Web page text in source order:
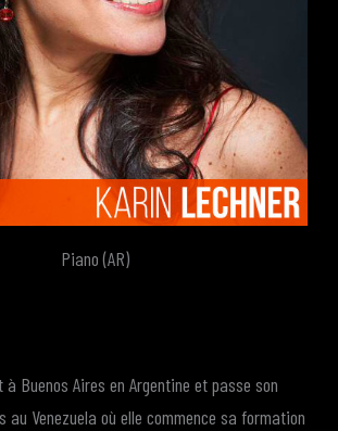
Piano (AR)
Buenos Aires en Argentine et passe son
au Venezuela où elle commence sa formation